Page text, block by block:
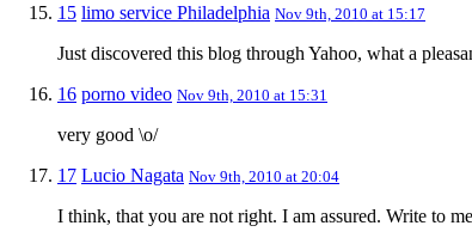
15 limo service Philadelphia Nov 9th, 2010 at 15:17
Just discovered this blog through Yahoo, what a
16 porno video Nov 9th, 2010 at 15:31
very good \o/
17 Lucio Nagata Nov 9th, 2010 at 20:04
I think, that you are not right. I am assured. Write to